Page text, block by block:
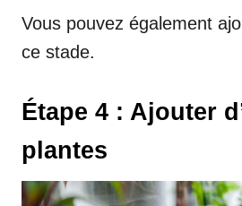
Vous pouvez également
ce stade.
Étape 4 : Ajouter
plantes